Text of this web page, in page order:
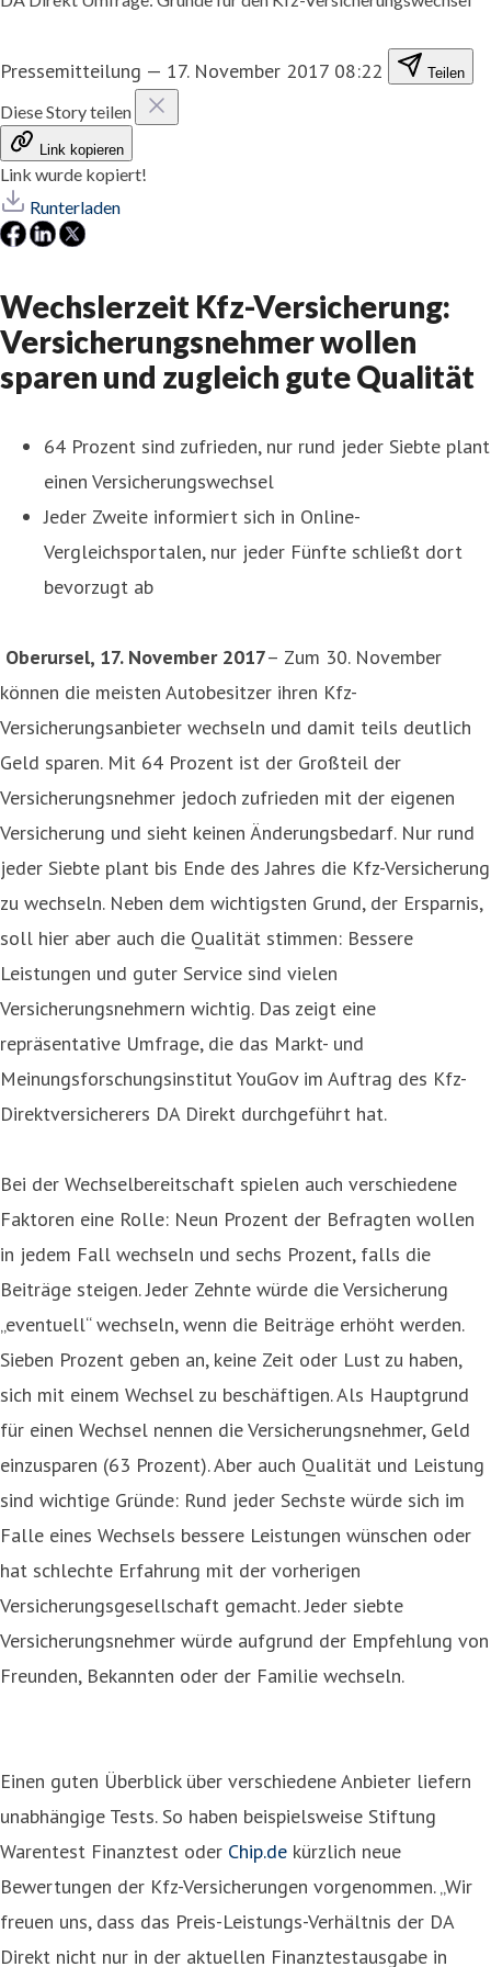
Pressemitteilung — 17. November 2017 08:22 Teilen
Diese Story teilen
Link kopieren
Link wurde kopiert!
Runterladen
Wechslerzeit Kfz-Versicherung:
Versicherungsnehmer wollen
sparen und zugleich gute Qualität
64 Prozent sind zufrieden, nur rund jeder Siebte plant
einen Versicherungswechsel
Jeder Zweite informiert sich in Online-
Vergleichsportalen, nur jeder Fünfte schließt dort
bevorzugt ab
Oberursel, 17. November 2017– Zum 30. November
können die meisten Autobesitzer ihren Kfz-
Versicherungsanbieter wechseln und damit teils deutlich
Geld sparen. Mit 64 Prozent ist der Großteil der
Versicherungsnehmer jedoch zufrieden mit der eigenen
Versicherung und sieht keinen Änderungsbedarf. Nur rund
jeder Siebte plant bis Ende des Jahres die Kfz-Versicherung
zu wechseln. Neben dem wichtigsten Grund, der Ersparnis,
soll hier aber auch die Qualität stimmen: Bessere
Leistungen und guter Service sind vielen
Versicherungsnehmern wichtig. Das zeigt eine
repräsentative Umfrage, die das Markt- und
Meinungsforschungsinstitut YouGov im Auftrag des Kfz-
Direktversicherers DA Direkt durchgeführt hat.
Bei der Wechselbereitschaft spielen auch verschiedene
Faktoren eine Rolle: Neun Prozent der Befragten wollen
in jedem Fall wechseln und sechs Prozent, falls die
Beiträge steigen. Jeder Zehnte würde die Versicherung
„eventuell“ wechseln, wenn die Beiträge erhöht werden.
Sieben Prozent geben an, keine Zeit oder Lust zu haben,
sich mit einem Wechsel zu beschäftigen. Als Hauptgrund
für einen Wechsel nennen die Versicherungsnehmer, Geld
einzusparen (63 Prozent). Aber auch Qualität und Leistung
sind wichtige Gründe: Rund jeder Sechste würde sich im
Falle eines Wechsels bessere Leistungen wünschen oder
hat schlechte Erfahrung mit der vorherigen
Versicherungsgesellschaft gemacht. Jeder siebte
Versicherungsnehmer würde aufgrund der Empfehlung von
Freunden, Bekannten oder der Familie wechseln.
Einen guten Überblick über verschiedene Anbieter liefern
unabhängige Tests. So haben beispielsweise Stiftung
Warentest Finanztest oder Chip.de kürzlich neue
Bewertungen der Kfz-Versicherungen vorgenommen. „Wir
freuen uns, dass das Preis-Leistungs-Verhältnis der DA
Direkt nicht nur in der aktuellen Finanztestausgabe in